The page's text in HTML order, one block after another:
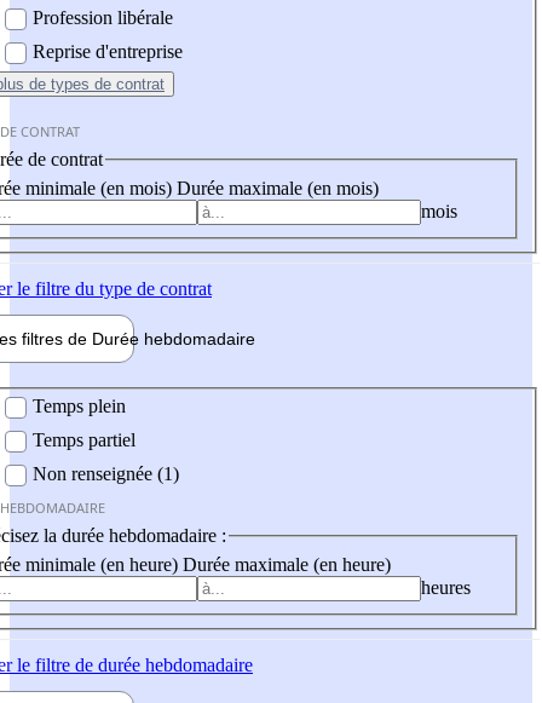
Profession libérale
Reprise d'entreprise
de types de contrat
CONTRAT
de contrat
minimale (en mois) Durée maximale (en mois)
mois
le filtre du type de contrat
filtres de Durée hebdomadaire
Temps plein
Temps partiel
Non renseignée (1)
la durée hebdomadaire :
minimale (en heure) Durée maximale (en heure)
heures
le filtre de durée hebdomadaire